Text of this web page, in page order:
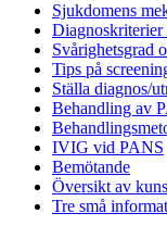
Sjukdomens
Svårighetsgrad
Tips på
Ställa diagnos/
Behandling av
IVIG vid PANS
Bemötande
Översikt av
Tre små